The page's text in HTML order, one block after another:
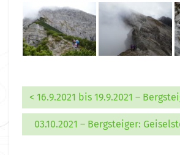
< 16.9.2021 bis 19.9.2021 –
03.10.2021 – Bergsteiger: